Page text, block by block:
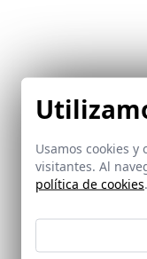
Usamos cookies
visitantes. Al
política de cookies.